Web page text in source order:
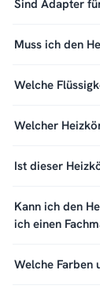
Sind Adapter
Muss ich den
Welche
Welcher
Ist dieser
Kann ich den
ich einen
Welche Farben